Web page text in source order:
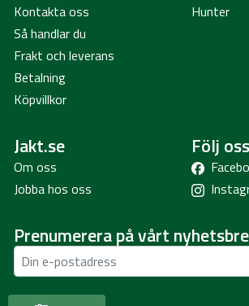
Kontakta oss
Så handlar du
Frakt och leverans
Betalning
Köpvillkor
Hunter
Jakt.se
Om oss
Jobba hos oss
Följ oss
Prenumerera på vårt